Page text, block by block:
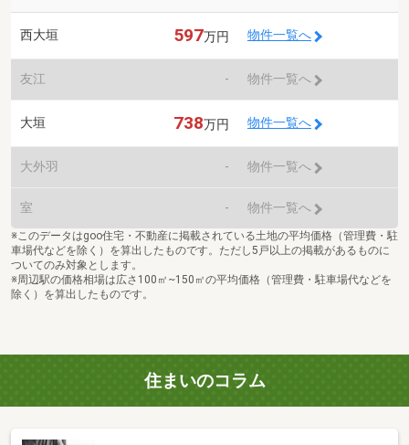
西大垣 597万円 物件一覧へ
友江 - 物件一覧へ
大垣 738万円 物件一覧へ
大外羽 - 物件一覧へ
室 - 物件一覧へ
※このデータはgoo住宅・不動産に掲載されている土地の平均価格（管理費・駐
車場代などを除く）を算出したものです。ただし5戸以上の掲載があるものに
ついてのみ対象とします。
※周辺駅の価格相場は広さ100㎡~150㎡の平均価格（管理費・駐車場代などを
除く）を算出したものです。
住まいのコラム